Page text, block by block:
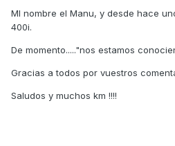
MI nombre el Manu, y desde hace
400i.
De momento....."nos estamos
Gracias a todos por vuestros
Saludos y muchos km !!!!